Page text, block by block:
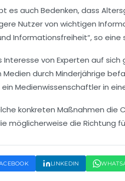
es auch Bedenken, dass
Nutzer von wichtigen
Informationsfreiheit“, so
von Experten auf
Medien durch Minderjährige
Medienwissenschaftler in
konkreten Maßnahmen die
möglicherweise die Richtung
LINKEDIN